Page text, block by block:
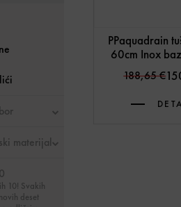
materijal
10! Svakih
deset
PPaquadrain
60cm Inox
188,65€